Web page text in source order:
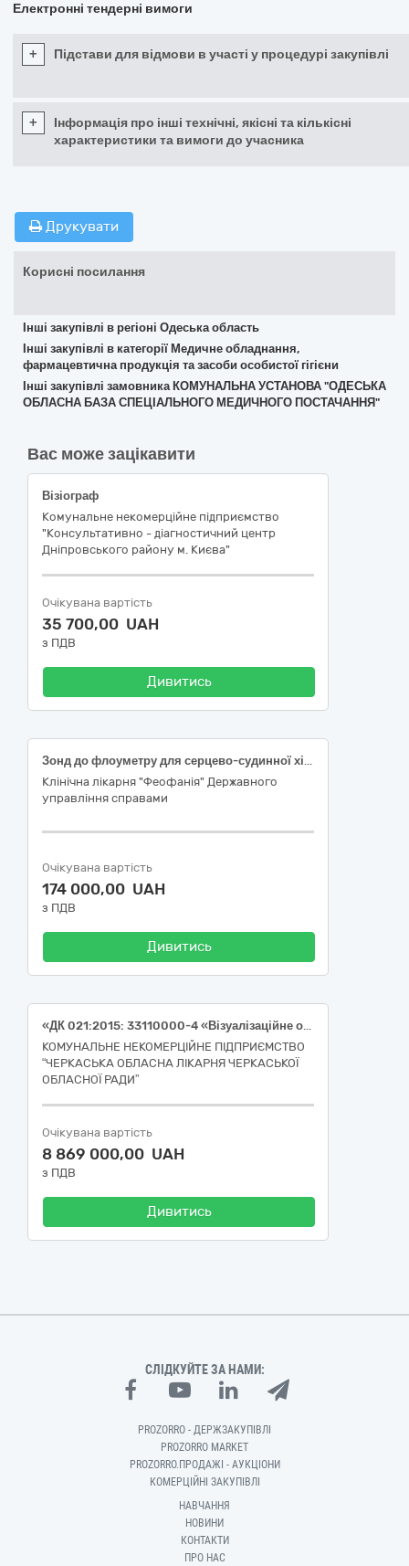
Електронні тендерні вимоги
+ Підстави для відмови в участі у процедурі закупівлі
+
Інформація про інші технічні, якісні та кількісні
характеристики та вимоги до учасника
Друкувати
Корисні посилання
Інші закупівлі в регіоні Одеська область
Інші закупівлі в категорії Медичне обладнання,
фармацевтична продукція та засоби особистої гігієни
Інші закупівлі замовника КОМУНАЛЬНА УСТАНОВА "ОДЕСЬКА
ОБЛАСНА БАЗА СПЕЦІАЛЬНОГО МЕДИЧНОГО ПОСТАЧАННЯ"
Вас може зацікавити
Візіограф
Комунальне некомерційне підприємство
"Консультативно - діагностичний центр
Дніпровського району м. Києва"
Очікувана вартість
35 700,00 UAH
з ПДВ
Дивитись
Зонд до флоуметру для серцево-судинної хірургії
Клінічна лікарня "Феофанія" Державного
управління справами
Очікувана вартість
174 000,00 UAH
з ПДВ
Дивитись
«ДК 021:2015: 33110000-4 «Візуалізаційне обладнання для потреб медицини, стоматології та ветеринарної медицини» НК 024:2023 – 46566 Система моніторингу нейрофізіологічних показників»
КОМУНАЛЬНЕ НЕКОМЕРЦІЙНЕ ПІДПРИЄМСТВО
“ЧЕРКАСЬКА ОБЛАСНА ЛІКАРНЯ ЧЕРКАСЬКОЇ
ОБЛАСНОЇ РАДИ”
Очікувана вартість
8 869 000,00 UAH
з ПДВ
Дивитись
СЛІДКУЙТЕ ЗА НАМИ:
PROZORRO - ДЕРЖЗАКУПІВЛІ
PROZORRO MARKET
PROZORRO.ПРОДАЖІ - АУКЦІОНИ
КОМЕРЦІЙНІ ЗАКУПІВЛІ
НАВЧАННЯ
НОВИНИ
КОНТАКТИ
ПРО НАС